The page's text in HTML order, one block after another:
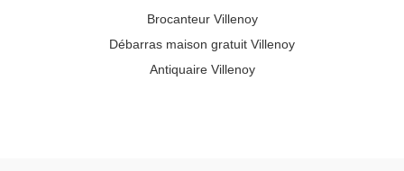
Brocanteur Villenoy
Débarras maison gratuit Villenoy
Antiquaire Villenoy